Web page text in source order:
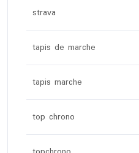
strava
tapis de marche
tapis marche
top chrono